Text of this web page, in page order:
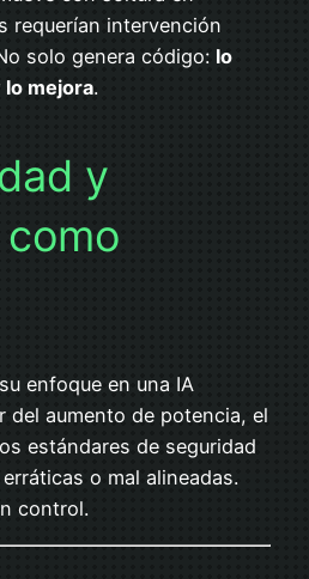
requerían intervención
solo genera código: lo
lo mejora.
y
enfoque en una IA
del aumento de potencia, el
estándares de seguridad
o mal alineadas.
control.